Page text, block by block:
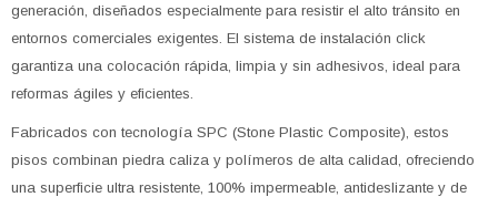
generación, diseñados especialmente para resistir el alto tránsito en
entornos comerciales exigentes. El sistema de instalación click
garantiza una colocación rápida, limpia y sin adhesivos, ideal para
reformas ágiles y eficientes.
Fabricados con tecnología SPC (Stone Plastic Composite), estos
pisos combinan piedra caliza y polímeros de alta calidad, ofreciendo
una superficie ultra resistente, 100% impermeable, antideslizante y de